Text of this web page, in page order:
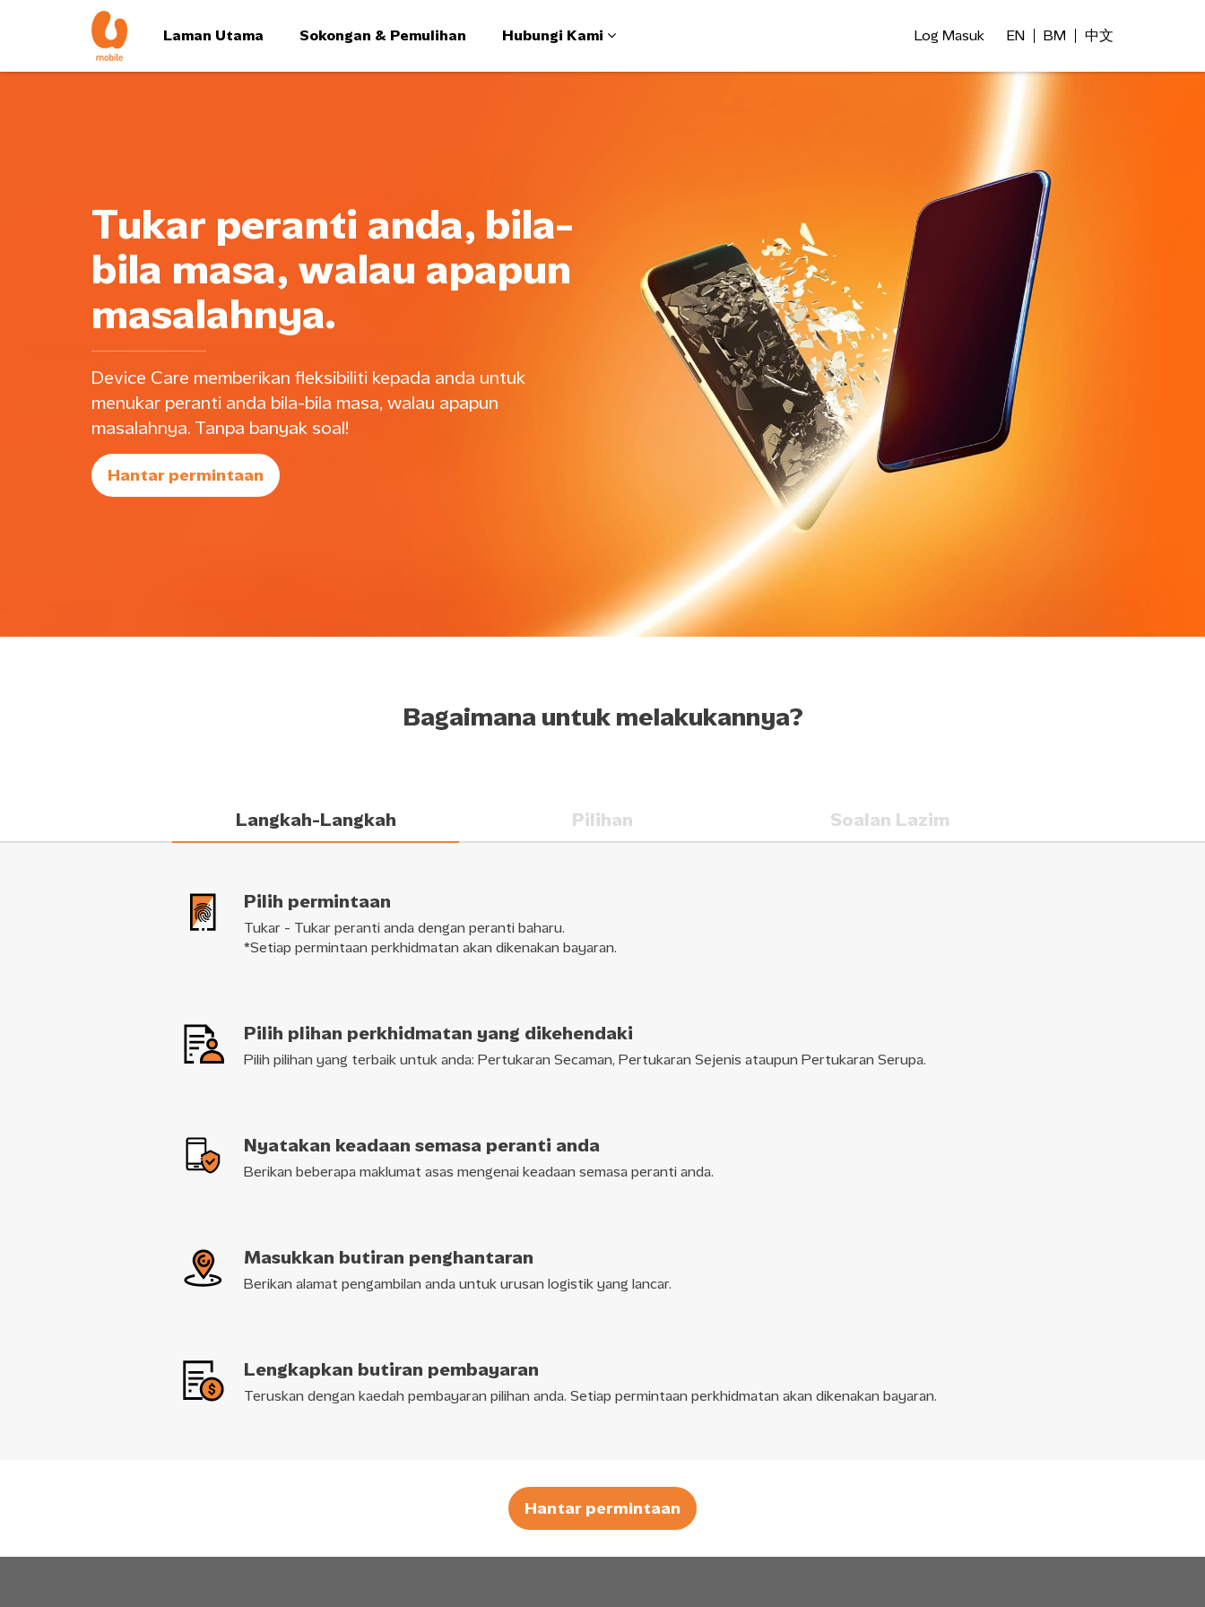
Laman Utama Sokongan & Pemulihan Hubungi Kami Log Masuk EN BM 中文
Tukar peranti anda, bila-
bila masa, walau apapun
masalahnya.
Device Care memberikan fleksibiliti kepada anda untuk
menukar peranti anda bila-bila masa, walau apapun
masalahnya. Tanpa banyak soal!
Hantar permintaan
Bagaimana untuk melakukannya?
Langkah-Langkah Pilihan Soalan Lazim
Make the switch in just a few easy steps
Pilih permintaan
Tukar - Tukar peranti anda dengan peranti baharu.
*Setiap permintaan perkhidmatan akan dikenakan bayaran.
Pilih plihan perkhidmatan yang dikehendaki
Pilih pilihan yang terbaik untuk anda: Pertukaran Secaman, Pertukaran Sejenis ataupun Pertukaran Serupa.
Nyatakan keadaan semasa peranti anda
Berikan beberapa maklumat asas mengenai keadaan semasa peranti anda.
Masukkan butiran penghantaran
Berikan alamat pengambilan anda untuk urusan logistik yang lancar.
Lengkapkan butiran pembayaran
Teruskan dengan kaedah pembayaran pilihan anda. Setiap permintaan perkhidmatan akan dikenakan bayaran.
Hantar permintaan